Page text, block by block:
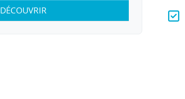
DÉCOUVRIR